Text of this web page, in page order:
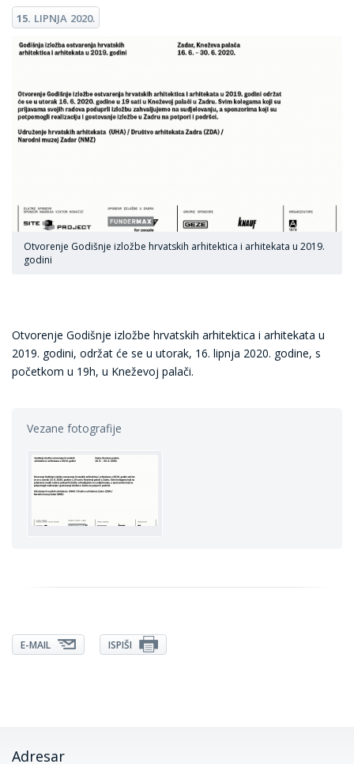
15. LIPNJA 2020.
Otvorenje Godišnje izložbe hrvatskih arhitektica i arhitekata u 2019.
godini
Otvorenje Godišnje izložbe hrvatskih arhitektica i arhitekata u
2019. godini, održat će se u utorak, 16. lipnja 2020. godine, s
početkom u 19h, u Kneževoj palači.
Vezane fotografije
E-MAIL ISPIŠI
Adresar